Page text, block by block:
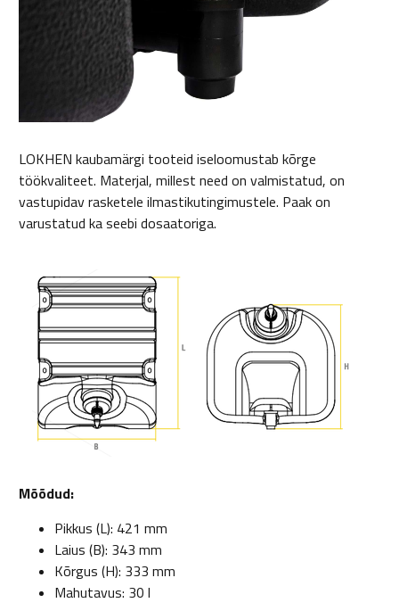
LOKHEN kaubamärgi tooteid iseloomustab kõrge
töökvaliteet. Materjal, millest need on valmistatud, on
vastupidav rasketele ilmastikutingimustele. Paak on
varustatud ka seebi dosaatoriga.
Mõõdud:
Pikkus (L): 421 mm
Laius (B): 343 mm
Kõrgus (H): 333 mm
Mahutavus: 30 l